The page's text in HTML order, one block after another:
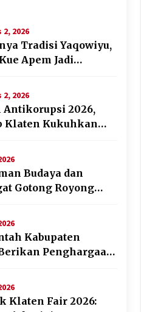
2026
Tradisi Yaqowiyu,
Apem Jadi
2026
Antikorupsi 2026,
Klaten Kukuhkan
Budaya dan
Gotong Royong
Klaten ke-222
Kabupaten
Penghargaan
HAN 2026
Klaten Fair 2026: